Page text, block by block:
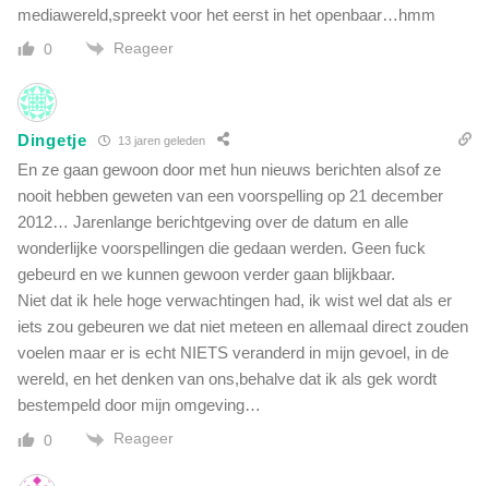
mediawereld,spreekt voor het eerst in het openbaar…hmm
0 Reageer
Dingetje 13 jaren geleden
En ze gaan gewoon door met hun nieuws berichten alsof ze
nooit hebben geweten van een voorspelling op 21 december
2012… Jarenlange berichtgeving over de datum en alle
wonderlijke voorspellingen die gedaan werden. Geen fuck
gebeurd en we kunnen gewoon verder gaan blijkbaar.
Niet dat ik hele hoge verwachtingen had, ik wist wel dat als er
iets zou gebeuren we dat niet meteen en allemaal direct zouden
voelen maar er is echt NIETS veranderd in mijn gevoel, in de
wereld, en het denken van ons,behalve dat ik als gek wordt
bestempeld door mijn omgeving…
0 Reageer